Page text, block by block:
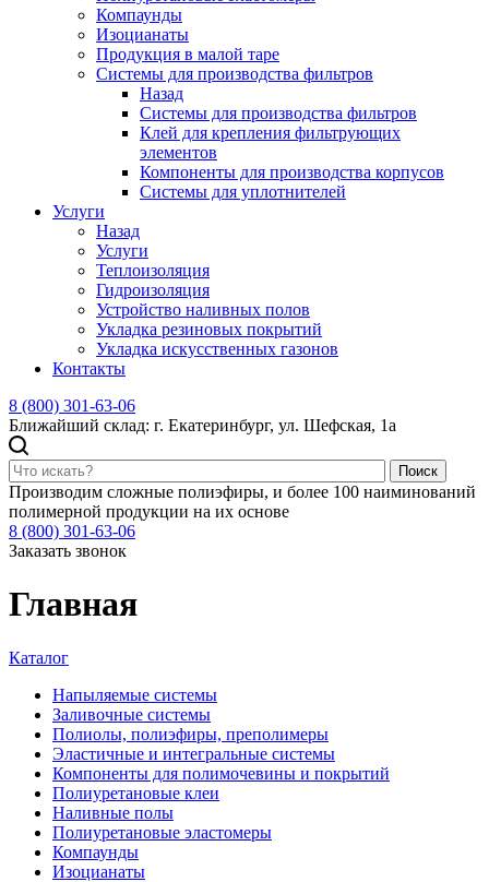
Компаунды
Изоцианаты
Продукция в малой таре
Системы для производства фильтров
Назад
Системы для производства фильтров
Клей для крепления фильтрующих
элементов
Компоненты для производства корпусов
Системы для уплотнителей
Услуги
Назад
Услуги
Теплоизоляция
Гидроизоляция
Устройство наливных полов
Укладка резиновых покрытий
Укладка искусственных газонов
Контакты
8 (800) 301-63-06
Ближайший склад: г. Екатеринбург, ул. Шефская, 1а
Поиск
Производим сложные полиэфиры, и более 100 наиминований
полимерной продукции на их основе
8 (800) 301-63-06
Заказать звонок
Главная
Каталог
Напыляемые системы
Заливочные системы
Полиолы, полиэфиры, преполимеры
Эластичные и интегральные системы
Компоненты для полимочевины и покрытий
Полиуретановые клеи
Наливные полы
Полиуретановые эластомеры
Компаунды
Изоцианаты